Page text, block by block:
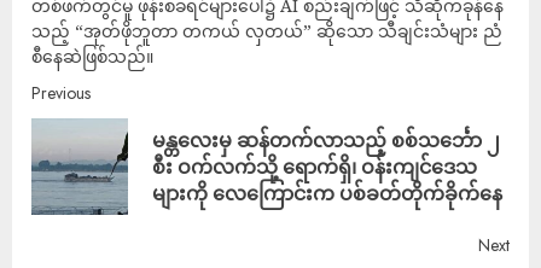
တစ်ဖက်တွင်မူ ဖုန်းစခရင်များပေါ်၌ AI စည်းချက်ဖြင့် သီဆိုကခုန်နေ
သည့် “အုတ်ဖိုဘူတာ တကယ် လှတယ်” ဆိုသော သီချင်းသံများ ညံ
စီနေဆဲဖြစ်သည်။
Previous
‎မန္တလေးမှ ဆန်တက်လာသည့် စစ်သင်္ဘော ၂
စီး ဝက်လက်သို့ ရောက်ရှိ၊ ဝန်းကျင်ဒေသ
များကို လေကြောင်းက ပစ်ခတ်တိုက်ခိုက်နေ
Next